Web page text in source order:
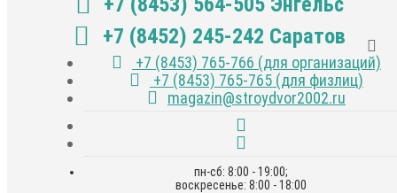
+7 (8452) 245-242 Саратов
+7 (8453) 765-766 (для организаций)
+7 (8453) 765-765 (для физлиц)
magazin@stroydvor2002.ru
пн-сб: 8:00 - 19:00;
воскресенье: 8:00 - 18:00